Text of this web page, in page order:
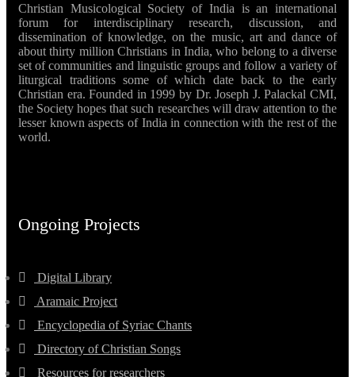
Christian Musicological Society of India is an international
forum for interdisciplinary research, discussion, and
dissemination of knowledge, on the music, art and dance of
about thirty million Christians in India, who belong to a diverse
set of communities and linguistic groups and follow a variety of
liturgical traditions some of which date back to the early
Christian era. Founded in 1999 by Dr. Joseph J. Palackal CMI,
the Society hopes that such researches will draw attention to the
lesser known aspects of India in connection with the rest of the
world.
Ongoing Projects
Digital Library
Aramaic Project
Encyclopedia of Syriac Chants
Directory of Christian Songs
Resources for researchers